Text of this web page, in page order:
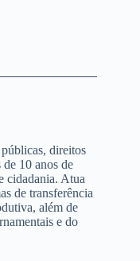
direitos
10 anos de
cidadania. Atua
de transferência
além de
e do